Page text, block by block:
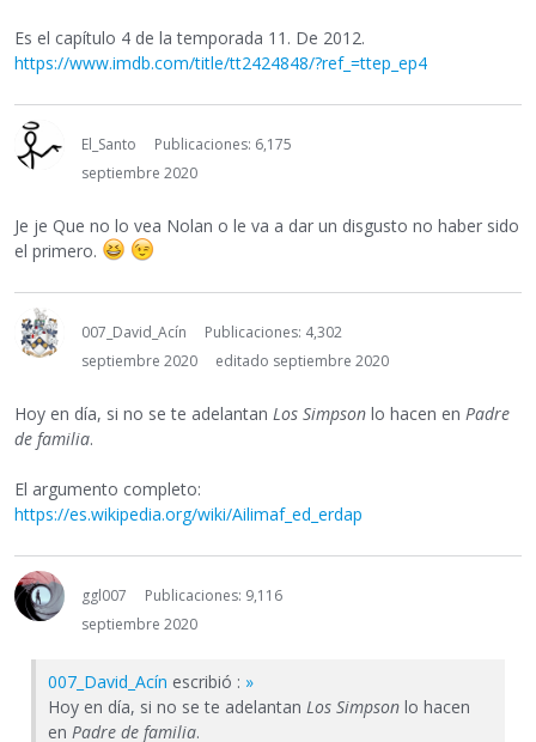
Es el capítulo 4 de la temporada 11. De 2012.
https://www.imdb.com/title/tt2424848/?ref_=ttep_ep4
El_Santo
Publicaciones: 6,175
septiembre 2020
Je je Que no lo vea Nolan o le va a dar un disgusto no haber sido
el primero.
007_David_Acín
Publicaciones: 4,302
septiembre 2020
editado septiembre 2020
Hoy en día, si no se te adelantan Los Simpson lo hacen en Padre
de familia.
El argumento completo:
https://es.wikipedia.org/wiki/Ailimaf_ed_erdap
ggl007
Publicaciones: 9,116
septiembre 2020
007_David_Acín escribió : »
Hoy en día, si no se te adelantan Los Simpson lo hacen
en Padre de familia.